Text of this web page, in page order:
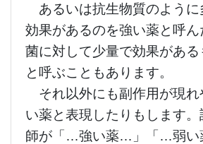
あるいは抗生物質のように
効果があるのを強い薬と呼
菌に対して少量で効果があ
と呼ぶこともあります。
それ以外にも副作用が現れ
い薬と表現したりもします
師が「…強い薬…」「…弱い